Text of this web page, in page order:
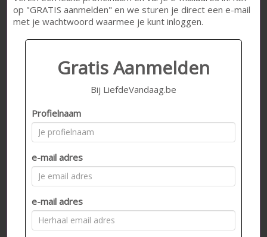
op "GRATIS aanmelden" en we sturen je direct een e-mail
met je wachtwoord waarmee je kunt inloggen.
Gratis Aanmelden
Bij LiefdeVandaag.be
Profielnaam
e-mail adres
e-mail adres